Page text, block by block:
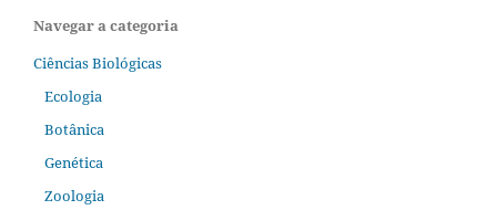
Navegar a categoria
Ciências Biológicas
Ecologia
Botânica
Genética
Zoologia